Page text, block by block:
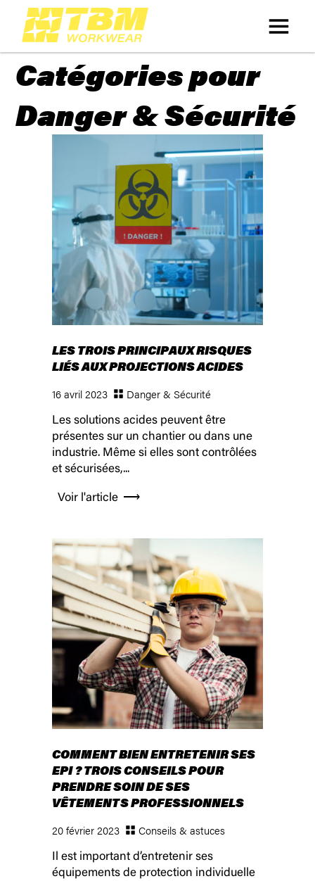
Catégories pour
Danger & Sécurité
LES TROIS PRINCIPAUX RISQUES
LIÉS AUX PROJECTIONS ACIDES
16 avril 2023 Danger & Sécurité
Les solutions acides peuvent être
présentes sur un chantier ou dans une
industrie. Même si elles sont contrôlées
et sécurisées,...
Voir l'article
COMMENT BIEN ENTRETENIR SES
EPI ? TROIS CONSEILS POUR
PRENDRE SOIN DE SES
VÊTEMENTS PROFESSIONNELS
20 février 2023 Conseils & astuces
Il est important d’entretenir ses
équipements de protection individuelle